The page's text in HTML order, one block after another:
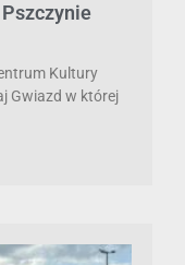
Kultury
Gwiazd w której